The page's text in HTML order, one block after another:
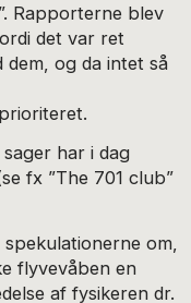
Rapporterne blev
det var ret
og da intet så
har i dag
fx ”The 701 club”
om,
flyvevåben en
af fysikeren dr.